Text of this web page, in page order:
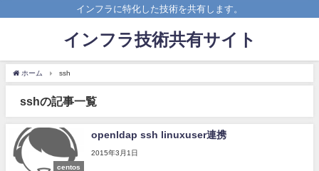
インフラに特化した技術を共有します。
インフラ技術共有サイト
ホーム ssh
sshの記事一覧
centos
openldap ssh linuxuser連携
2015年3月1日